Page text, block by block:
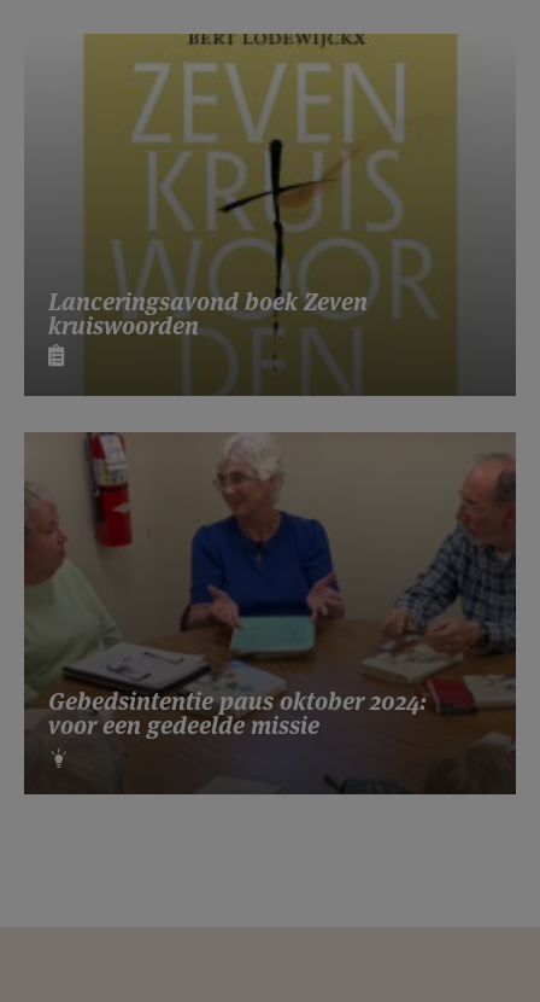
Lanceringsavond boek Zeven
kruiswoorden
Gebedsintentie paus oktober 2024:
voor een gedeelde missie